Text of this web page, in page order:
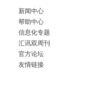
新闻中心
帮助中心
信息化专题
汇讯双周刊
官方论坛
友情链接